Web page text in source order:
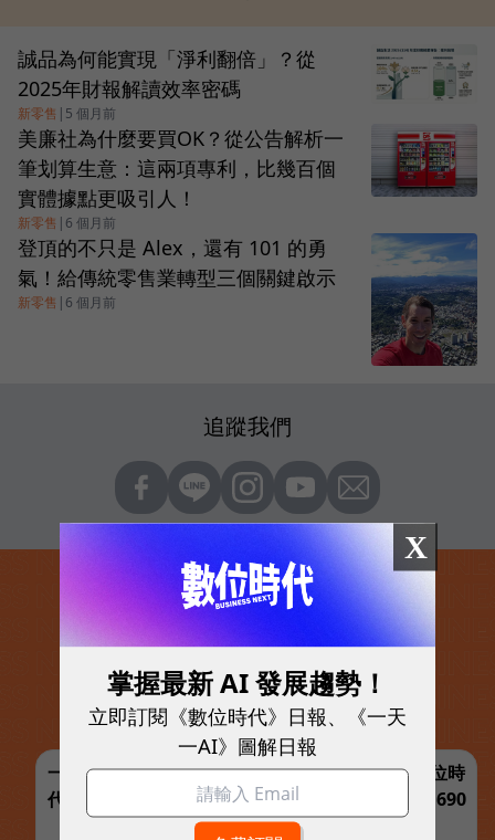
誠品為何能實現「淨利翻倍」？從
2025年財報解讀效率密碼
新零售 | 5 個月前
美廉社為什麼要買OK？從公告解析一
筆划算生意：這兩項專利，比幾百個
實體據點更吸引人！
新零售 | 6 個月前
登頂的不只是 Alex，還有 101 的勇
氣！給傳統零售業轉型三個關鍵啟示
新零售 | 6 個月前
追蹤我們
一鍵訂閱，解鎖最完整的 AI 與商業實戰指南 | 數位時
代【夏日閱讀展】訂一年送一年共12期，優惠價1,690
元
X
掌握最新 AI 發展趨勢！
立即訂閱《數位時代》日報、《一天
一AI》圖解日報